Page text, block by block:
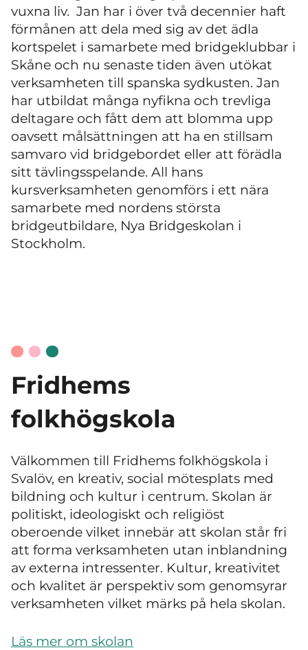
vuxna liv. Jan har i över två decennier haft
förmånen att dela med sig av det ädla
kortspelet i samarbete med bridgeklubbar i
Skåne och nu senaste tiden även utökat
verksamheten till spanska sydkusten. Jan
har utbildat många nyfikna och trevliga
deltagare och fått dem att blomma upp
oavsett målsättningen att ha en stillsam
samvaro vid bridgebordet eller att förädla
sitt tävlingsspelande. All hans
kursverksamheten genomförs i ett nära
samarbete med nordens största
bridgeutbildare, Nya Bridgeskolan i
Stockholm.
Fridhems
folkhögskola
Välkommen till Fridhems folkhögskola i
Svalöv, en kreativ, social mötesplats med
bildning och kultur i centrum. Skolan är
politiskt, ideologiskt och religiöst
oberoende vilket innebär att skolan står fri
att forma verksamheten utan inblandning
av externa intressenter. Kultur, kreativitet
och kvalitet är perspektiv som genomsyrar
verksamheten vilket märks på hela skolan.
Läs mer om skolan